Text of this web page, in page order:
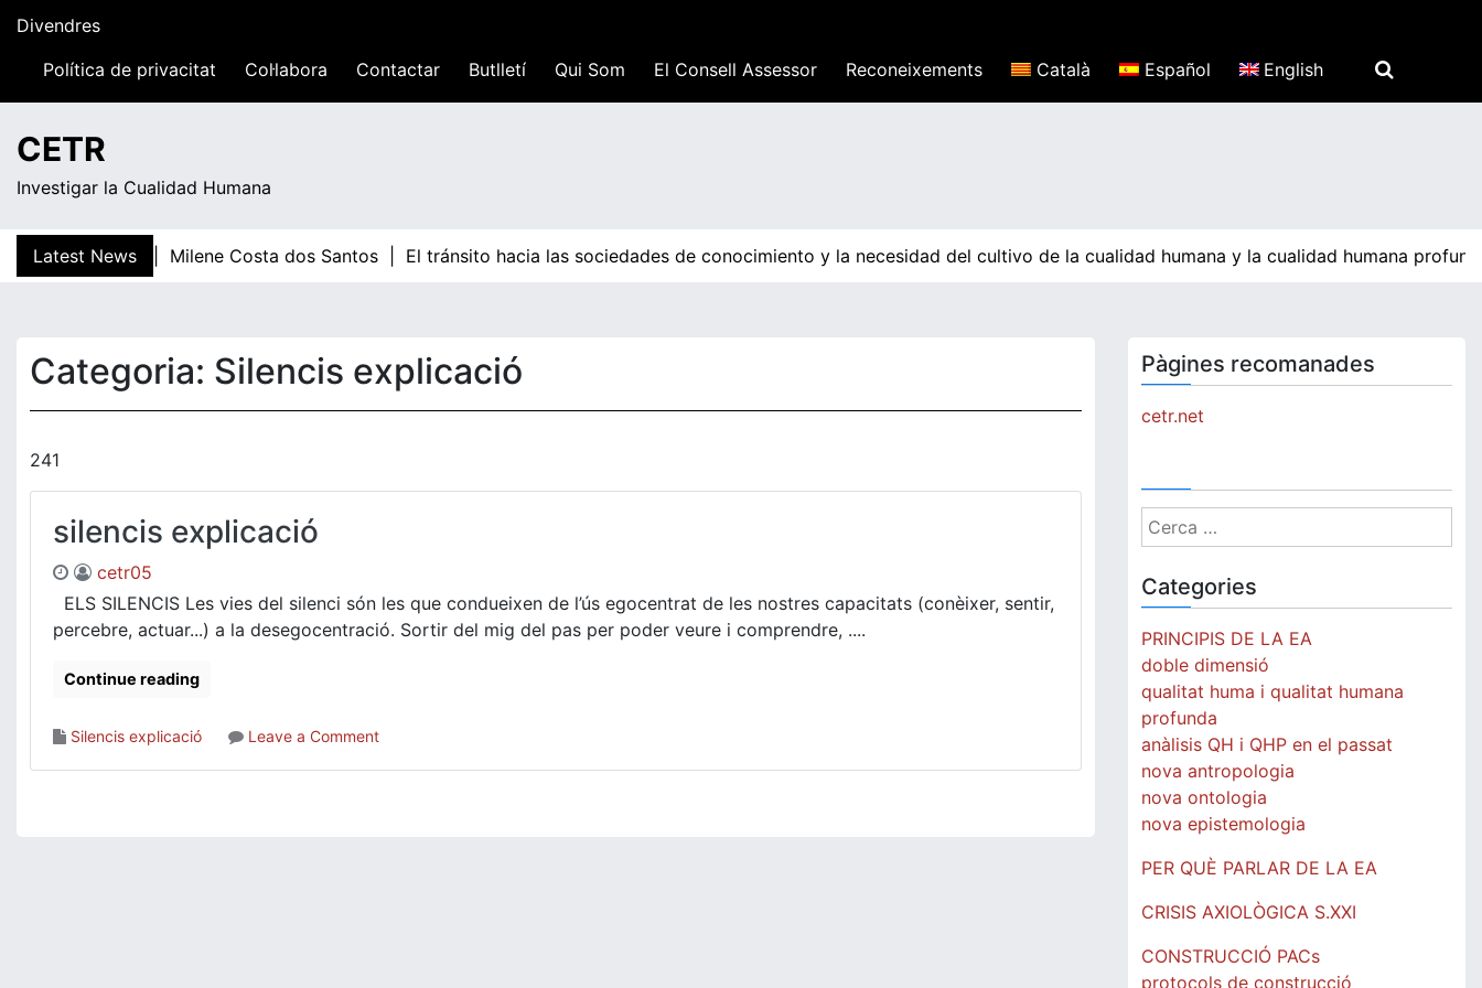
content
Divendres
01:29Política de privacitat Col·labora Contactar Butlletí Qui Som El Consell Assessor Reconeixements Català Español English
CETR
Investigar la Cualidad Humana
Latest News
Guardans | Milene Costa dos Santos | El tránsito hacia las sociedades de conocimiento y la necesidad del cultivo de la cualidad humana y la cualidad humana
Categoria: Silencis explicació
241
silencis explicació
cetr05
ELS SILENCIS Les vies del silenci són les que condueixen de l’ús egocentrat de les nostres capacitats (conèixer, sentir,
percebre, actuar...) a la desegocentració. Sortir del mig del pas per poder veure i comprendre, ....
Continue reading
Silencis explicació Leave a Commenton
Pàgines recomanades
cetr.net
Cerca:
Categories
PRINCIPIS DE LA EA
doble dimensió
qualitat huma i qualitat humana
profunda
anàlisis QH i QHP en el passat
nova antropologia
nova ontologia
nova epistemologia
PER QUÈ PARLAR DE LA EA
CRISIS AXIOLÒGICA S.XXI
CONSTRUCCIÓ PACs
protocols de construcció